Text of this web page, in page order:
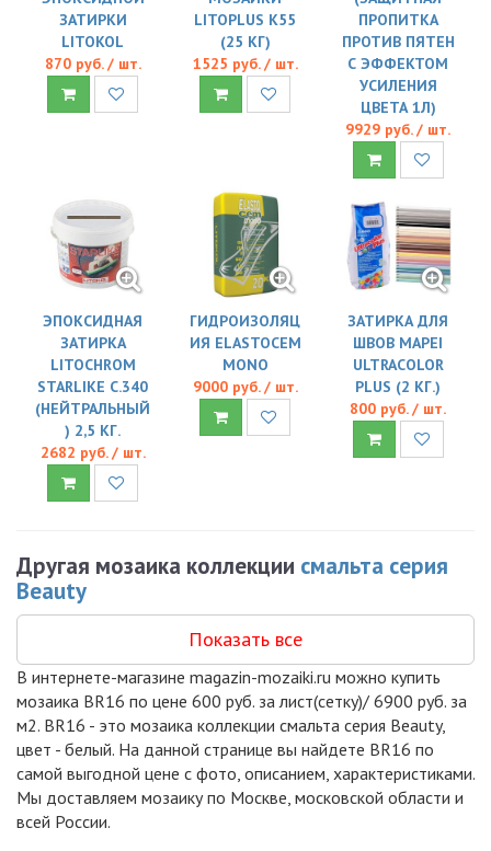
ЗАТИРКИ
LITOKOL
870 руб. / шт.
LITOPLUS K55
(25 КГ)
1525 руб. / шт.
ПРОПИТКА
ПРОТИВ ПЯТЕН
С ЭФФЕКТОМ
УСИЛЕНИЯ
ЦВЕТА 1Л)
9929 руб. / шт.
ЭПОКСИДНАЯ
ЗАТИРКА
LITOCHROM
STARLIKE C.340
(НЕЙТРАЛЬНЫЙ
) 2,5 КГ.
2682 руб. / шт.
ГИДРОИЗОЛЯЦ
ИЯ ELASTOCEM
MONO
9000 руб. / шт.
ЗАТИРКА ДЛЯ
ШВОВ MAPEI
ULTRACOLOR
PLUS (2 КГ.)
800 руб. / шт.
Другая мозаика коллекции смальта серия
Beauty
Показать все
В интернете-магазине magazin-mozaiki.ru можно купить
мозаика BR16 по цене 600 руб. за лист(сетку)/ 6900 руб. за
м2. BR16 - это мозаика коллекции смальта серия Beauty,
цвет - белый. На данной странице вы найдете BR16 по
самой выгодной цене с фото, описанием, характеристиками.
Мы доставляем мозаику по Москве, московской области и
всей России.